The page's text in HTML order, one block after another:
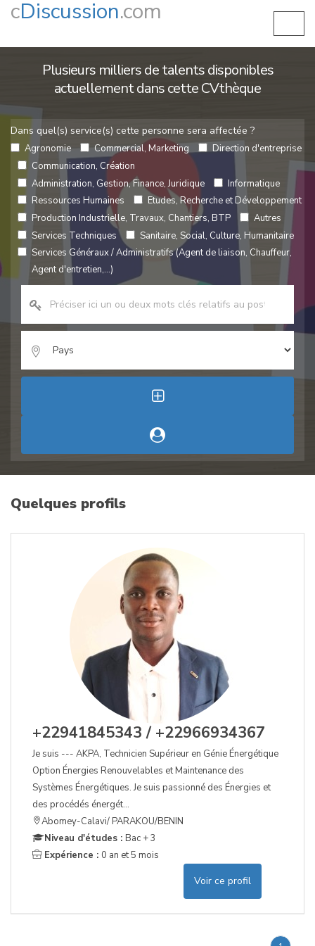
cDiscussion.com
Plusieurs milliers de talents disponibles
actuellement dans cette CVthèque
Dans quel(s) service(s) cette personne sera affectée ?
Agronomie Commercial, Marketing
Direction d'entreprise
Communication, Création
Administration, Gestion, Finance, Juridique
Informatique
Ressources Humaines
Etudes, Recherche et Développement
Production Industrielle, Travaux, Chantiers, BTP
Autres
Services Techniques
Sanitaire, Social, Culture, Humanitaire
Services Généraux / Administratifs (Agent de liaison, Chauffeur,
Agent d'entretien,...)
Quelques profils
+22941845343 / +22966934367
Je suis --- AKPA, Technicien Supérieur en Génie Énergétique
Option Énergies Renouvelables et Maintenance des
Systèmes Énergétiques. Je suis passionné des Énergies et
des procédés énergét...
Abomey-Calavi/ PARAKOU/BENIN
Niveau d'études : Bac + 3
Expérience : 0 an et 5 mois
Voir ce profil